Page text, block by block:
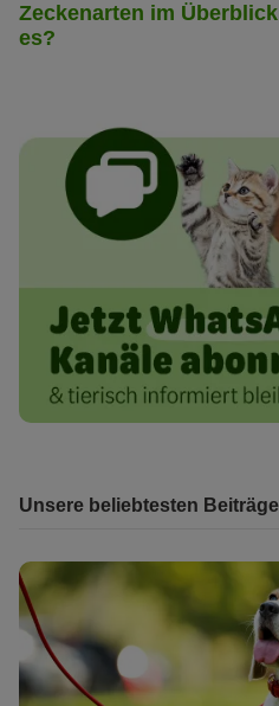
Zeckenarten im
es?
Unsere beliebtesten Beiträge